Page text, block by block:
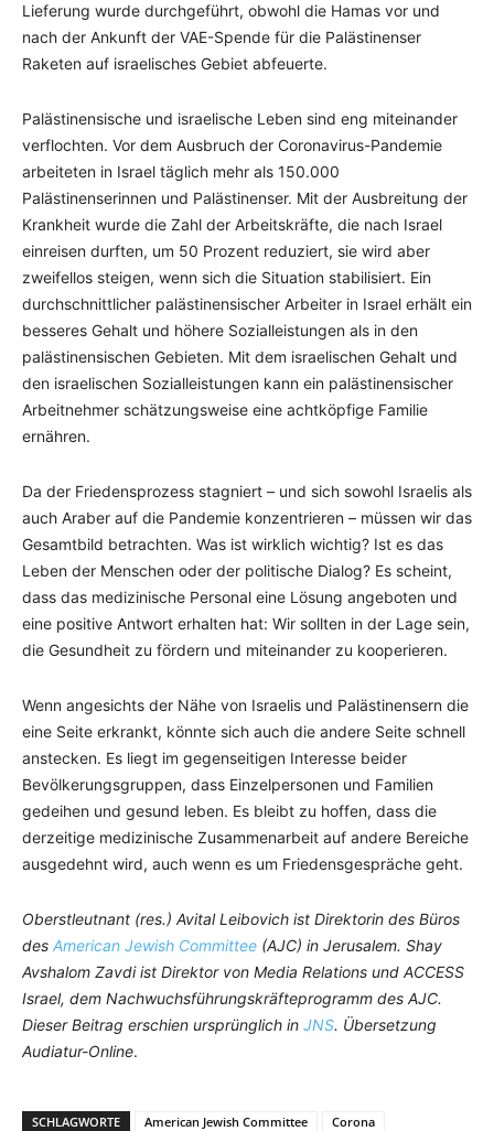
Lieferung wurde durchgeführt, obwohl die Hamas vor und
nach der Ankunft der VAE-Spende für die Palästinenser
Raketen auf israelisches Gebiet abfeuerte.
Palästinensische und israelische Leben sind eng miteinander
verflochten. Vor dem Ausbruch der Coronavirus-Pandemie
arbeiteten in Israel täglich mehr als 150.000
Palästinenserinnen und Palästinenser. Mit der Ausbreitung der
Krankheit wurde die Zahl der Arbeitskräfte, die nach Israel
einreisen durften, um 50 Prozent reduziert, sie wird aber
zweifellos steigen, wenn sich die Situation stabilisiert. Ein
durchschnittlicher palästinensischer Arbeiter in Israel erhält ein
besseres Gehalt und höhere Sozialleistungen als in den
palästinensischen Gebieten. Mit dem israelischen Gehalt und
den israelischen Sozialleistungen kann ein palästinensischer
Arbeitnehmer schätzungsweise eine achtköpfige Familie
ernähren.
Da der Friedensprozess stagniert – und sich sowohl Israelis als
auch Araber auf die Pandemie konzentrieren – müssen wir das
Gesamtbild betrachten. Was ist wirklich wichtig? Ist es das
Leben der Menschen oder der politische Dialog? Es scheint,
dass das medizinische Personal eine Lösung angeboten und
eine positive Antwort erhalten hat: Wir sollten in der Lage sein,
die Gesundheit zu fördern und miteinander zu kooperieren.
Wenn angesichts der Nähe von Israelis und Palästinensern die
eine Seite erkrankt, könnte sich auch die andere Seite schnell
anstecken. Es liegt im gegenseitigen Interesse beider
Bevölkerungsgruppen, dass Einzelpersonen und Familien
gedeihen und gesund leben. Es bleibt zu hoffen, dass die
derzeitige medizinische Zusammenarbeit auf andere Bereiche
ausgedehnt wird, auch wenn es um Friedensgespräche geht.
Oberstleutnant (res.) Avital Leibovich ist Direktorin des Büros
des American Jewish Committee (AJC) in Jerusalem. Shay
Avshalom Zavdi ist Direktor von Media Relations und ACCESS
Israel, dem Nachwuchsführungskräfteprogramm des AJC.
Dieser Beitrag erschien ursprünglich in JNS. Übersetzung
Audiatur-Online.
SCHLAGWORTE American Jewish Committee
Corona